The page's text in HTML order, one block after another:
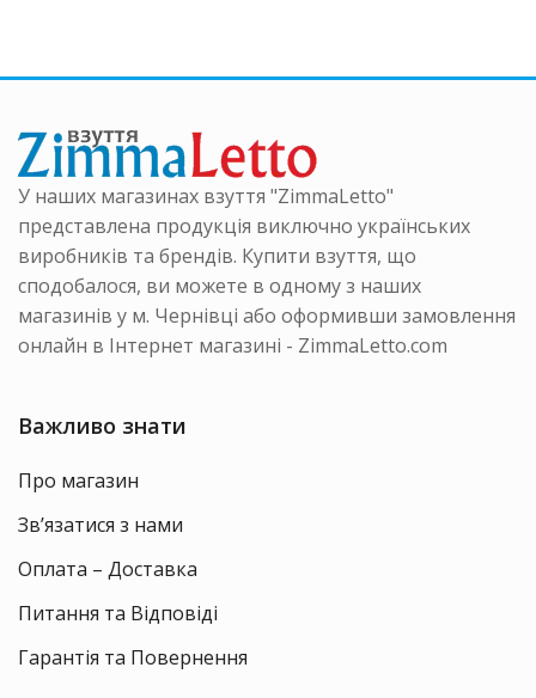
можна
сторінці
товару
можна
У наших магазинах взуття "ZimmaLetto"
представлена продукція виключно українських
виробників та брендів. Купити взуття, що
сподобалося, ви можете в одному з наших
магазинів у м. Чернівці або оформивши замовлення
онлайн в Інтернет магазині - ZimmaLetto.com
Важливо знати
Про магазин
Зв’язатися з нами
Оплата – Доставка
Питання та Відповіді
Гарантія та Повернення